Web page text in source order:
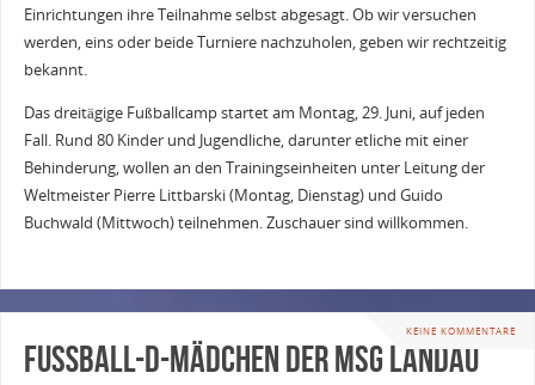
Einrichtungen ihre Teilnahme selbst abgesagt. Ob wir versuchen
werden, eins oder beide Turniere nachzuholen, geben wir rechtzeitig
bekannt.
Das dreitägige Fußballcamp startet am Montag, 29. Juni, auf jeden
Fall. Rund 80 Kinder und Jugendliche, darunter etliche mit einer
Behinderung, wollen an den Trainingseinheiten unter Leitung der
Weltmeister Pierre Littbarski (Montag, Dienstag) und Guido
Buchwald (Mittwoch) teilnehmen. Zuschauer sind willkommen.
KEINE KOMMENTARE
Fußball-D-Mädchen der MSG Landau